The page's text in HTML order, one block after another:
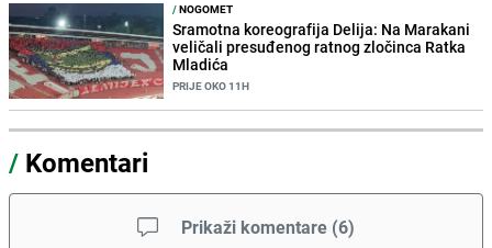
/NOGOMET
Sramotna koreografija Delija: Na Marakani
veličali presuđenog ratnog zločinca Ratka
Mladića
PRIJE OKO 11H
/ Komentari
Prikaži komentare (6)